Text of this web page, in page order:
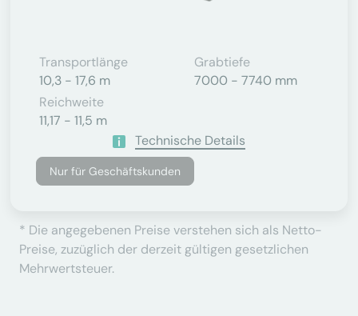
Transportlänge
10,3 - 17,6 m
Grabtiefe
7000 - 7740 mm
Reichweite
11,17 - 11,5 m
Technische Details
Nur für Geschäftskunden
* Die angegebenen Preise verstehen sich als Netto-
Preise, zuzüglich der derzeit gültigen gesetzlichen
Mehrwertsteuer.